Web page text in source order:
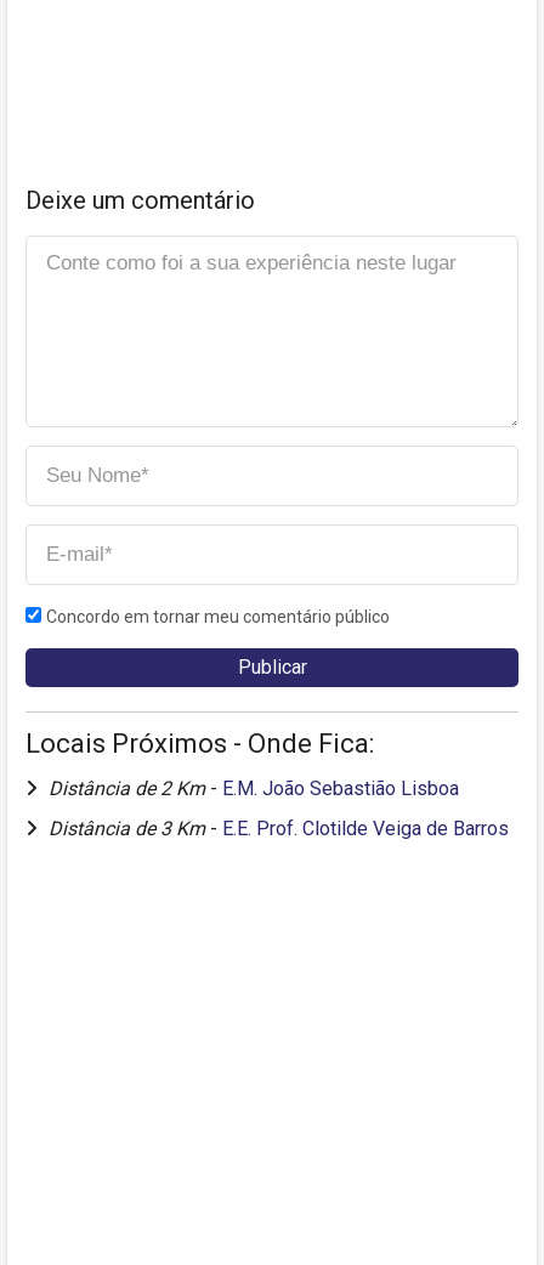
Deixe um comentário
Concordo em tornar meu comentário público
Locais Próximos - Onde Fica:
Distância de 2 Km - E.M. João Sebastião Lisboa
Distância de 3 Km - E.E. Prof. Clotilde Veiga de Barros